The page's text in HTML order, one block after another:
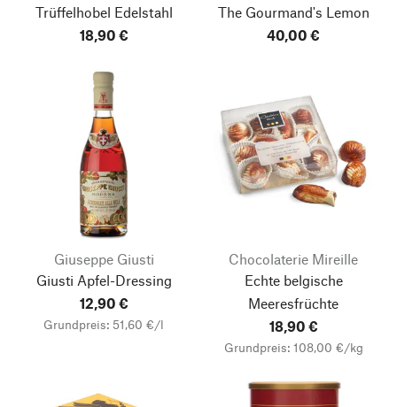
Trüffelhobel Edelstahl
18,90 €
The Gourmand's Lemon
40,00 €
Giuseppe Giusti
Giusti Apfel-Dressing
12,90 €
Grundpreis: 51,60 €/l
Chocolaterie Mireille
Echte belgische
Meeresfrüchte
18,90 €
Grundpreis: 108,00 €/kg